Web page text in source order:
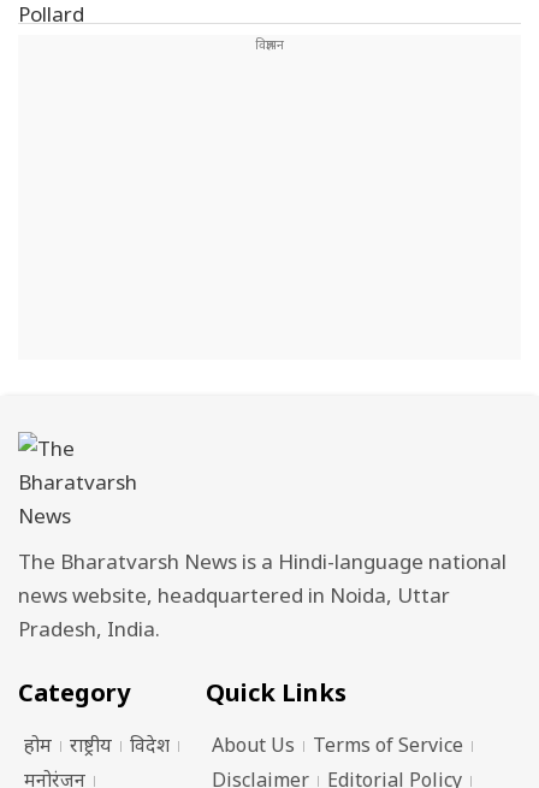
The Bharatvarsh News is a Hindi-language national
news website, headquartered in Noida, Uttar
Pradesh, India.
Category
होम राष्ट्रीय
विदेश
मनोरंजन
Quick Links
About Us
Terms of Service
Disclaimer
Editorial Policy